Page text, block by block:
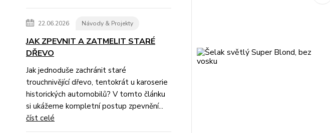
22.06.2026 Návody & Projekty
JAK ZPEVNIT A ZATMELIT STARÉ
DŘEVO
Jak jednoduše zachránit staré
trouchnivějící dřevo, tentokrát u karoserie
historických automobilů? V tomto článku
si ukážeme kompletní postup zpevnění...
číst celé